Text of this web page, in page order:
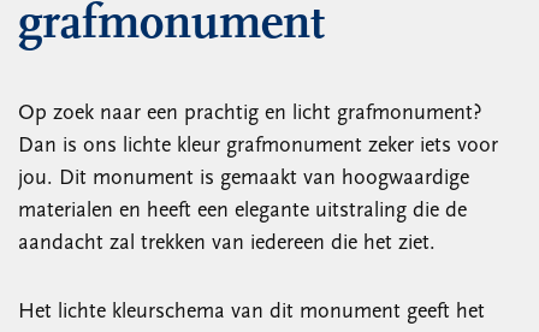
grafmonument
Op zoek naar een prachtig en licht grafmonument?
Dan is ons lichte kleur grafmonument zeker iets voor
jou. Dit monument is gemaakt van hoogwaardige
materialen en heeft een elegante uitstraling die de
aandacht zal trekken van iedereen die het ziet.
Het lichte kleurschema van dit monument geeft het